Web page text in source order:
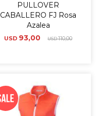
PULLOVER
CABALLERO FJ Rosa
Azalea
USD 93,00 USD110,00